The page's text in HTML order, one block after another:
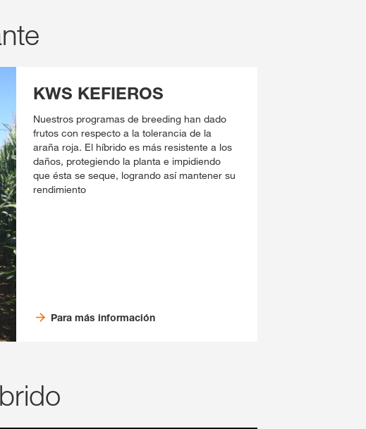
KWS KEFIEROS
Nuestros programas de breeding han dado
frutos con respecto a la tolerancia de la
araña roja. El híbrido es más resistente a los
daños, protegiendo la planta e impidiendo
que ésta se seque, logrando así mantener su
rendimiento
Para más información